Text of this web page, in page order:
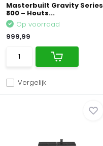
Masterbuilt Gravity Series
800 – Houts...
Vergelijk
Op voorraad
999,99